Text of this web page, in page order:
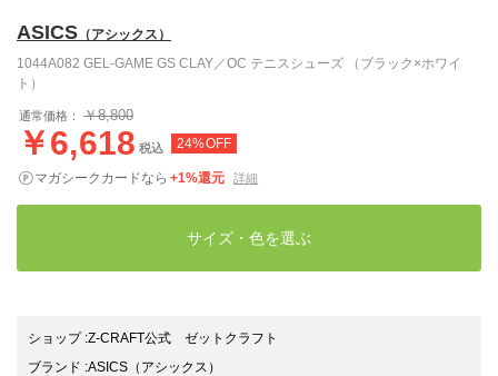
ASICS （アシックス）
1044A082 GEL-GAME GS CLAY／OC テニスシューズ （ブラック×ホワイ
ト）
通常価格： ￥8,800
￥6,618 税込 24%OFF
マガシークカードなら +1%還元 詳細
サイズ・色を選ぶ
ショップ:Z-CRAFT公式 ゼットクラフト
ブランド :ASICS （アシックス）